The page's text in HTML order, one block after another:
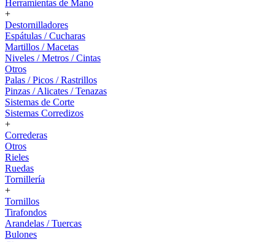
Herramientas de Mano
+
Destornilladores
Espátulas / Cucharas
Martillos / Macetas
Niveles / Metros / Cintas
Otros
Palas / Picos / Rastrillos
Pinzas / Alicates / Tenazas
Sistemas de Corte
Sistemas Corredizos
+
Correderas
Otros
Rieles
Ruedas
Tornillería
+
Tornillos
Tirafondos
Arandelas / Tuercas
Bulones